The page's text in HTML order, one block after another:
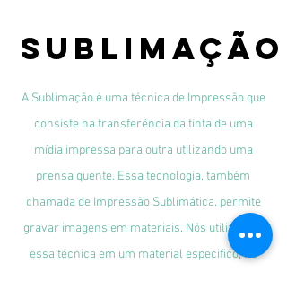
Sublimação
A Sublimação é uma técnica de Impressão que
consiste na transferência da tinta de uma
mídia impressa para outra utilizando uma
prensa quente. Essa tecnologia, também
chamada de Impressão Sublimática, permite
gravar imagens em materiais. Nós utilizamos
essa técnica em um material especifico, no